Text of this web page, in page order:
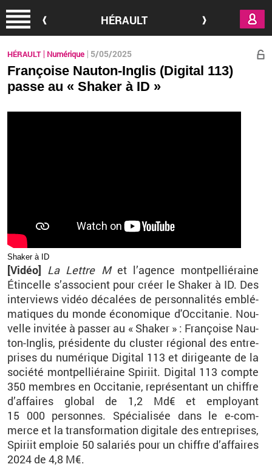
HÉRAULT
HÉRAULT Numérique 5/05/2025
Françoise Nauton-Inglis (Digital 113)
passe au « Shaker à ID »
Sha­ker à ID
[Vidéo] La Lettre Met l’agence mont­pel­lié­raine
Étin­celle s’as­so­cient pour créer le Sha­ker à ID. Des
in­ter­views vidéo dé­ca­lées de per­son­na­li­tés em­blé­
ma­tiques du monde éco­no­mique d'Oc­ci­ta­nie. Nou­
velle in­vi­tée à pas­ser au « Sha­ker » : Fran­çoise Nau­
ton-In­glis, pré­si­dente du clus­ter ré­gio­nal des en­tre­
prises du nu­mé­rique Di­gi­tal 113 et di­ri­geante de la
so­ciété mont­pel­lié­raine Spi­riit. Di­gi­tal 113 compte
350 membres en Oc­ci­ta­nie, re­pré­sen­tant un chiffre
d’af­faires glo­bal de 1,2
Md€ et em­ployant
15 000 per­sonnes. Spé­cia­li­sée dans le e-com­
merce et la trans­for­ma­tion di­gi­tale des en­tre­prises,
Spi­riit em­ploie 50 sa­la­riés pour un chiffre d’af­faires
2024 de 4,8 M€.